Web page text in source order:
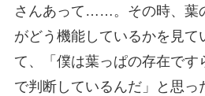
さんあって……。その時、葉
がどう機能しているかを見て
て、「僕は葉っぱの存在です
で判断しているんだ」と思っ